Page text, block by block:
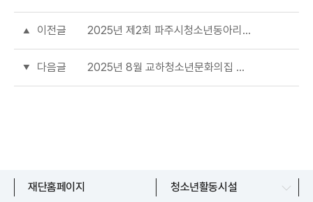
이전글 2025년 제2회 파주시청소년동아리어울림마당 ‘YOUTH VERVE’ 참여자 모집
다음글 2025년 8월 교하청소년문화의집 휴관 안내
재단홈페이지 청소년활동시설
문산청소년센터